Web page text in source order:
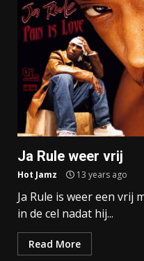
Ja Rule weer vrij
Hot Jamz 13 years ago
Ja Rule is weer een vrij
in de cel nadat hij...
Read More